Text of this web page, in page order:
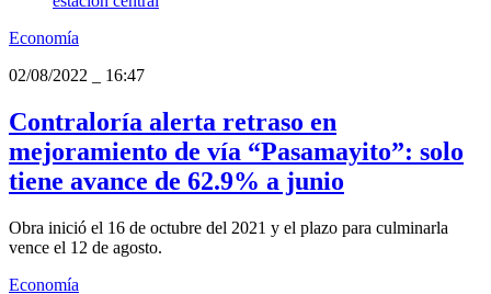
Economía
02/08/2022
16:47
Contraloría alerta retraso en
mejoramiento de vía “Pasamayito”: solo
tiene avance de 62.9% a junio
Obra inició el 16 de octubre del 2021 y el plazo para culminarla
vence el 12 de agosto.
Economía